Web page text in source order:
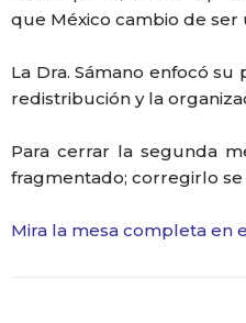
que México cambio de
La Dra. Sámano enfocó
redistribución y la
Para cerrar la segunda
fragmentado; corregirlo
Mira la mesa completa en